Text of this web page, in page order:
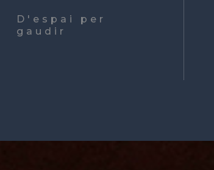
D'espai per
gaudir